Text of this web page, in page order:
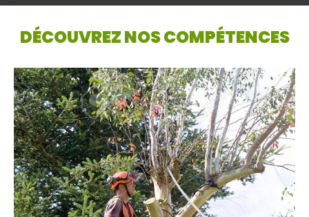
DÉCOUVREZ NOS COMPÉTENCES